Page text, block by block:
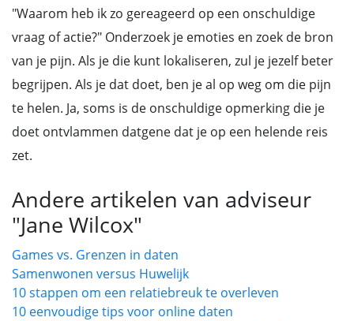
"Waarom heb ik zo gereageerd op een onschuldige
vraag of actie?" Onderzoek je emoties en zoek de bron
van je pijn. Als je die kunt lokaliseren, zul je jezelf beter
begrijpen. Als je dat doet, ben je al op weg om die pijn
te helen. Ja, soms is de onschuldige opmerking die je
doet ontvlammen datgene dat je op een helende reis
zet.
Andere artikelen van adviseur
"Jane Wilcox"
Games vs. Grenzen in daten
Samenwonen versus Huwelijk
10 stappen om een relatiebreuk te overleven
10 eenvoudige tips voor online daten